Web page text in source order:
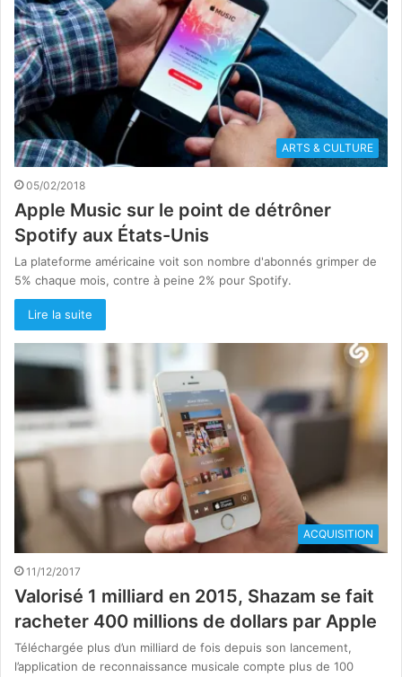
ARTS & CULTURE
05/02/2018
Apple Music sur le point de détrôner
Spotify aux États-Unis
La plateforme américaine voit son nombre d'abonnés grimper de
5% chaque mois, contre à peine 2% pour Spotify.
Lire la suite
ACQUISITION
11/12/2017
Valorisé 1 milliard en 2015, Shazam se fait
racheter 400 millions de dollars par Apple
Téléchargée plus d’un milliard de fois depuis son lancement,
l’application de reconnaissance musicale compte plus de 100